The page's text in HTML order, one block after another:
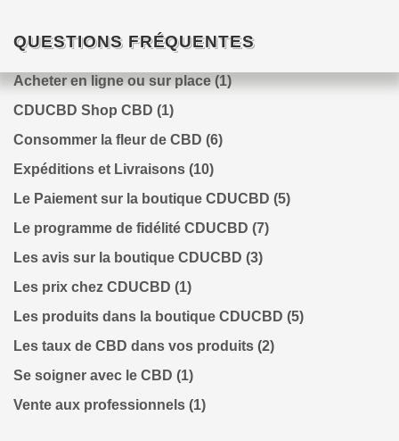
QUESTIONS FRÉQUENTES
Acheter en ligne ou sur place (1)
CDUCBD Shop CBD (1)
Consommer la fleur de CBD (6)
Expéditions et Livraisons (10)
Le Paiement sur la boutique CDUCBD (5)
Le programme de fidélité CDUCBD (7)
Les avis sur la boutique CDUCBD (3)
Les prix chez CDUCBD (1)
Les produits dans la boutique CDUCBD (5)
Les taux de CBD dans vos produits (2)
Se soigner avec le CBD (1)
Vente aux professionnels (1)